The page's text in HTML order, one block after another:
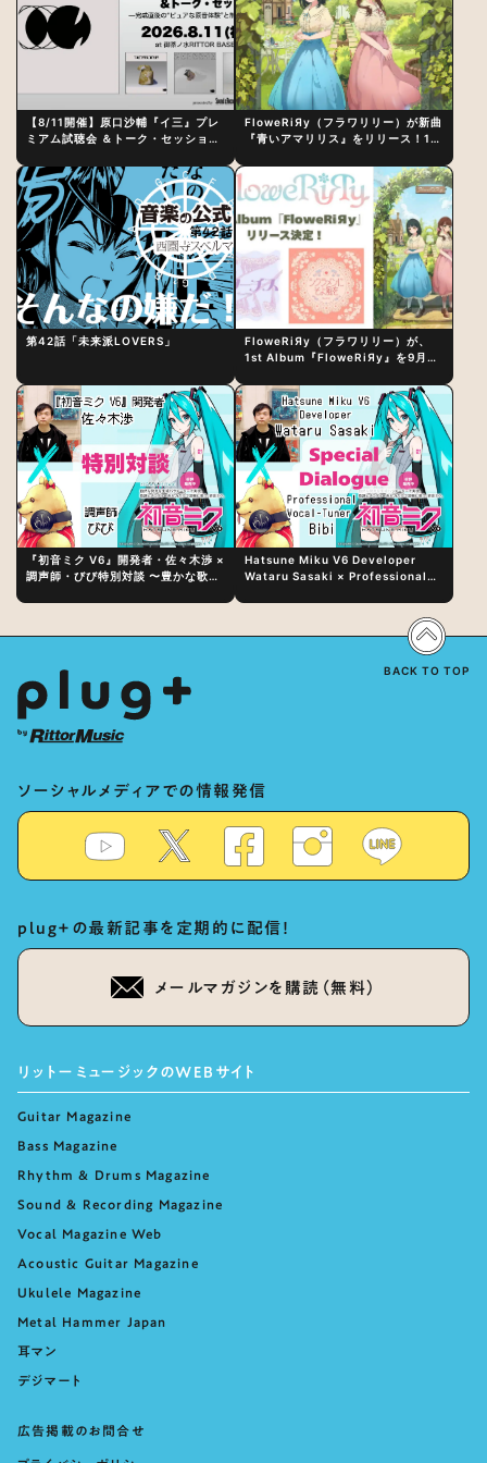
【8/11開催】原口沙輔『イ三』プレ
ミアム試聴会 ＆トーク・セッション
制作秘話
FloweRiЯy（フラワリリー）が新曲
『青いアマリリス』をリリース！1st
第42話「未来派LOVERS」
FloweRiЯy（フラワリリー）が、
1st Album『FloweRiЯy』を9月23
『初音ミク V6』開発者・佐々木渉 ×
調声師・びび特別対談 〜豊かな歌声
Hatsune Miku V6 Developer
Wataru Sasaki × Professional
Vocal Expression Lies in “Love
for the singing characters” and
ソーシャルメディアでの情報発信
plug+の最新記事を定期的に配信！
メールマガジンを購読（無料）
リットーミュージックのWEBサイト
Guitar Magazine
Bass Magazine
Rhythm & Drums Magazine
Sound & Recording Magazine
Vocal Magazine Web
Acoustic Guitar Magazine
Ukulele Magazine
Metal Hammer Japan
耳マン
デジマート
広告掲載のお問合せ
BACK TO TOP